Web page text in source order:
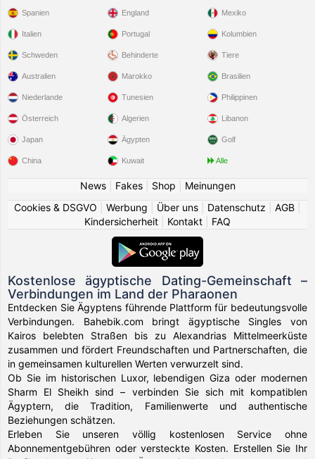
Spanien
Italien
Schweden
England
Portugal
Behinderte
Mexiko
Kolumbien
Tiere
Australien
Niederlande
Österreich
Japan
China
Marokko
Tunesien
Algerien
Ägypten
Kuwait
Brasilien
Philippinen
Libanon
Golf
Alle
News| Fakes| Shop
Meinungen
Cookies & DSGVO
Werbung Über uns Datenschutz AGB
Kindersicherheit
Kontakt FAQ
Kostenlose ägyptische Dating-Gemeinschaft –
Verbindungen im Land der Pharaonen
Entdecken Sie Ägyptens führende Plattform für bedeutungsvolle
Verbindungen. Bahebik.com bringt ägyptische Singles von
Kairos belebten Straßen bis zu Alexandrias Mittelmeerküste
zusammen und fördert Freundschaften und Partnerschaften, die
in gemeinsamen kulturellen Werten verwurzelt sind.
Ob Sie im historischen Luxor, lebendigen Giza oder modernen
Sharm El Sheikh sind – verbinden Sie sich mit kompatiblen
Ägyptern, die Tradition, Familienwerte und authentische
Beziehungen schätzen.
Erleben Sie unseren völlig kostenlosen Service ohne
Abonnementgebühren oder versteckte Kosten. Erstellen Sie Ihr